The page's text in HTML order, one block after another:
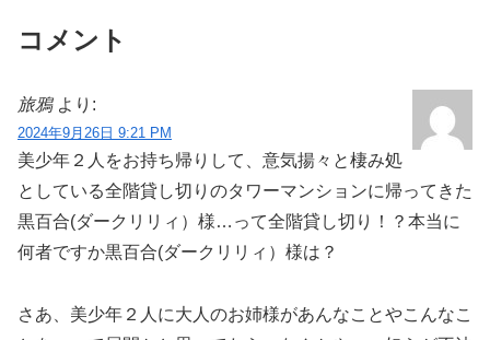
コメント
旅鴉 より:
2024年9月26日 9:21 PM
美少年２人をお持ち帰りして、意気揚々と棲み処
としている全階貸し切りのタワーマンションに帰ってきた
黒百合(ダークリリィ）様…って全階貸し切り！？本当に
何者ですか黒百合(ダークリリィ）様は？
さあ、美少年２人に大人のお姉様があんなことやこんなこ